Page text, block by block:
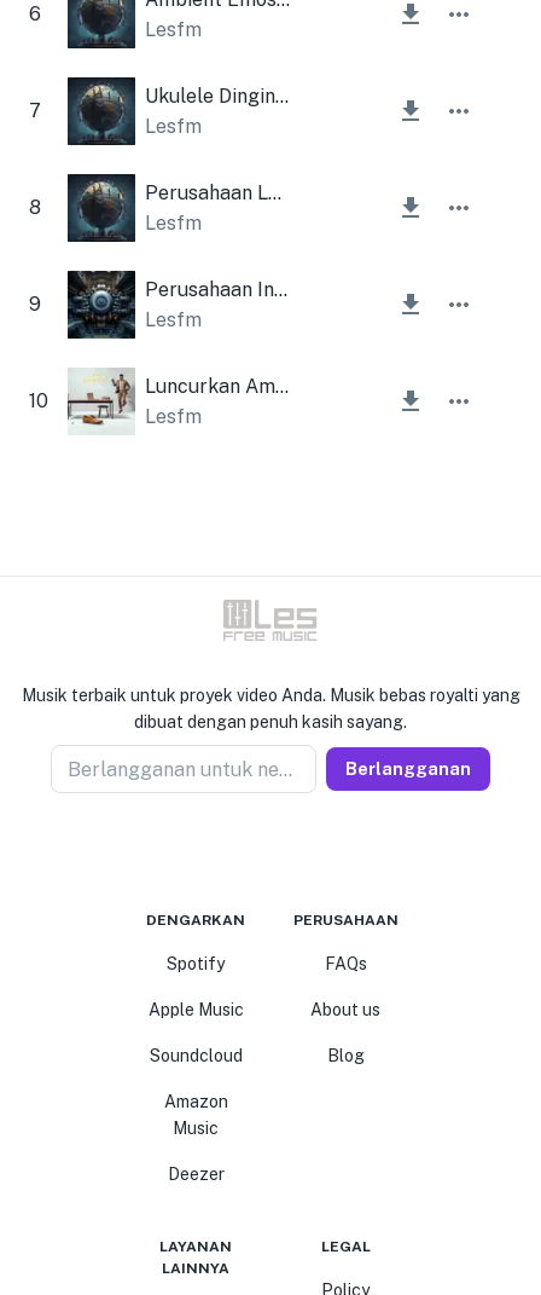
6
Lesfm
7
Ukulele Dingin Dan Gitar Akustik
Lesfm
8
Perusahaan Latar Belakang Terompet Musim Gugur
Lesfm
9
Perusahaan Industri
Lesfm
10
Luncurkan Ambien
Lesfm
Musik terbaik untuk proyek video Anda. Musik bebas royalti yang
dibuat dengan penuh kasih sayang.
Berlangganan untuk newseller Berlangganan
DENGARKAN
Spotify
Apple Music
Soundcloud
Amazon
Music
Deezer
PERUSAHAAN
FAQs
About us
Blog
LAYANAN
LAINNYA
LEGAL
Policy